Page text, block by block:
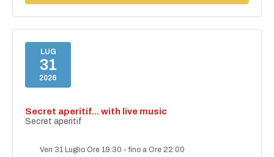
LUG
31
2026
Secret aperitif... with live music
Secret aperitif
Ven 31 Luglio Ore 19:30 -fino a Ore 22:00